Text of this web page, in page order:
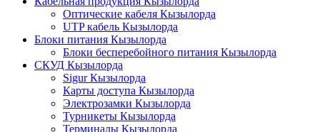
Оптические кабеля Кызылорда
UTP кабель Кызылорда
Блоки питания Кызылорда
Блоки бесперебойного питания Кызылорда
СКУД Кызылорда
Sigur Кызылорда
Карты доступа Кызылорда
Электрозамки Кызылорда
Турникеты Кызылорда
Терминалы Кызылорда